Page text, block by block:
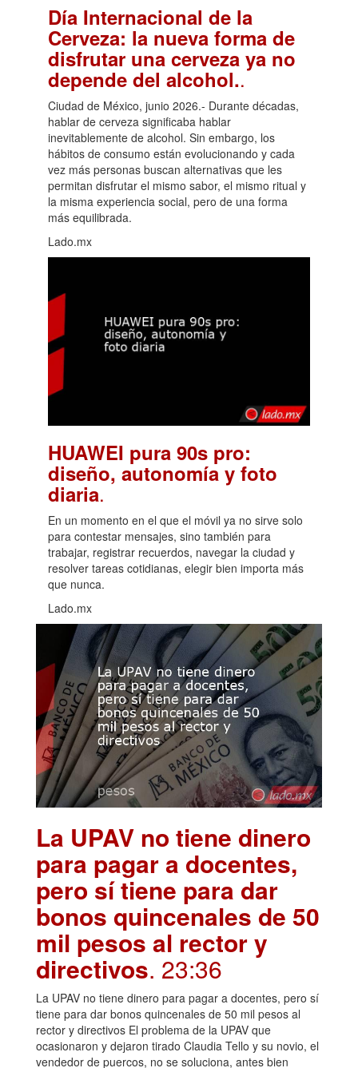
Día Internacional de la
Cerveza: la nueva forma de
disfrutar una cerveza ya no
depende del alcohol..
Ciudad de México, junio 2026.- Durante décadas,
hablar de cerveza significaba hablar
inevitablemente de alcohol. Sin embargo, los
hábitos de consumo están evolucionando y cada
vez más personas buscan alternativas que les
permitan disfrutar el mismo sabor, el mismo ritual y
la misma experiencia social, pero de una forma
más equilibrada.
Lado.mx
HUAWEI pura 90s pro:
diseño, autonomía y foto
diaria.
En un momento en el que el móvil ya no sirve solo
para contestar mensajes, sino también para
trabajar, registrar recuerdos, navegar la ciudad y
resolver tareas cotidianas, elegir bien importa más
que nunca.
Lado.mx
La UPAV no tiene dinero
para pagar a docentes,
pero sí tiene para dar
bonos quincenales de 50
mil pesos al rector y
directivos. 23:36
La UPAV no tiene dinero para pagar a docentes, pero sí
tiene para dar bonos quincenales de 50 mil pesos al
rector y directivos El problema de la UPAV que
ocasionaron y dejaron tirado Claudia Tello y su novio, el
vendedor de puercos, no se soluciona, antes bien